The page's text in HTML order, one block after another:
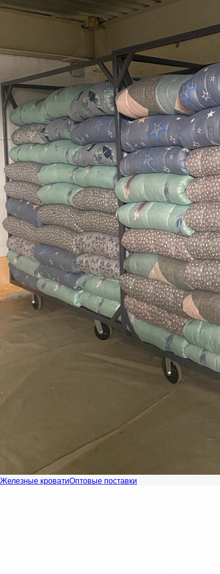
Железные кроватиОптовые поставки